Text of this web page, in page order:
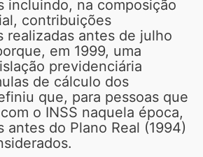
incluindo, na composição
contribuições
realizadas antes de julho
em 1999, uma
previdenciária
de cálculo dos
que, para pessoas que
o INSS naquela época,
antes do Plano Real (1994)